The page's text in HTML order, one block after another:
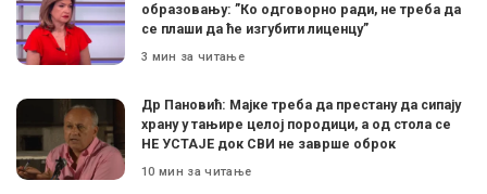
образовању: ”Ко одговорно ради, не треба да
се плаши да ће изгубити лиценцу”
3 мин за читање
Др Пановић: Мајке треба да престану да сипају
храну у тањире целој породици, а од стола се
НЕ УСТАЈЕ док СВИ не заврше оброк
10 мин за читање